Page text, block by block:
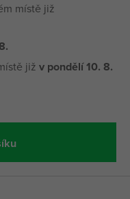
místě již
již v pondělí 10. 8.